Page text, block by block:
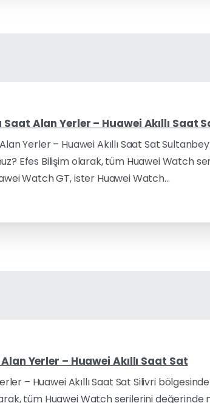
Alan Yerler – Huawei Akıllı Saat
Yerler – Huawei Akıllı Saat Sat
Efes Bilişim olarak, tüm Huawei Watch
Watch GT, ister Huawei Watch...
Yerler – Huawei Akıllı Saat Sat
– Huawei Akıllı Saat Sat Silivri
tüm Huawei Watch serilerini değerinde